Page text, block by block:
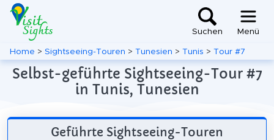
Suchen Menü
Home > Sightseeing-Touren > Tunesien > Tunis > Tour #7
Selbst-geführte Sightseeing-Tour #7
in Tunis, Tunesien
Geführte Sightseeing-Touren